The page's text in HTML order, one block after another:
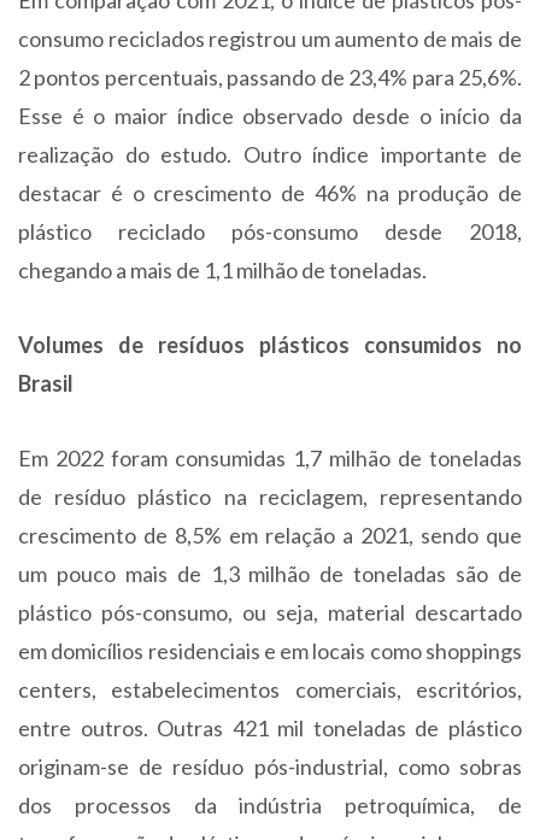
consumo reciclados registrou um aumento de mais de
2 pontos percentuais, passando de 23,4% para 25,6%.
Esse é o maior índice observado desde o início da
realização do estudo. Outro índice importante de
destacar é o crescimento de 46% na produção de
plástico reciclado pós-consumo desde 2018,
chegando a mais de 1,1 milhão de toneladas.
Volumes de resíduos plásticos consumidos no
Brasil
Em 2022 foram consumidas 1,7 milhão de toneladas
de resíduo plástico na reciclagem, representando
crescimento de 8,5% em relação a 2021, sendo que
um pouco mais de 1,3 milhão de toneladas são de
plástico pós-consumo, ou seja, material descartado
em domicílios residenciais e em locais como shoppings
centers, estabelecimentos comerciais, escritórios,
entre outros. Outras 421 mil toneladas de plástico
originam-se de resíduo pós-industrial, como sobras
dos processos da indústria petroquímica, de